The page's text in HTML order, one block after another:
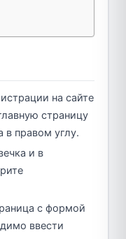
на сайте
страницу
в правом углу.
и в
с формой
ввести